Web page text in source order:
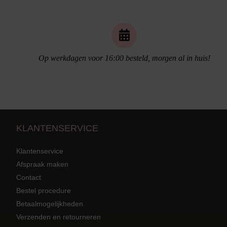
Op werkdagen voor 16:00 besteld, morgen al in huis!
KLANTENSERVICE
Klantenservice
Afspraak maken
Contact
Bestel procedure
Betaalmogelijkheden
Verzenden en retourneren
Strandkleding
terug
Alle Strandkleding
Badmode met structuur stof Zwarte